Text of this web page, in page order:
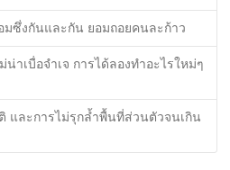
ซึ่งกันและกัน ยอมถอยคนละก้าว
าเบื่อจำเจ การได้ลองทำอะไรใหม่ๆ
และการไม่รุกล้ำพื้นที่ส่วนตัวจนเกิน